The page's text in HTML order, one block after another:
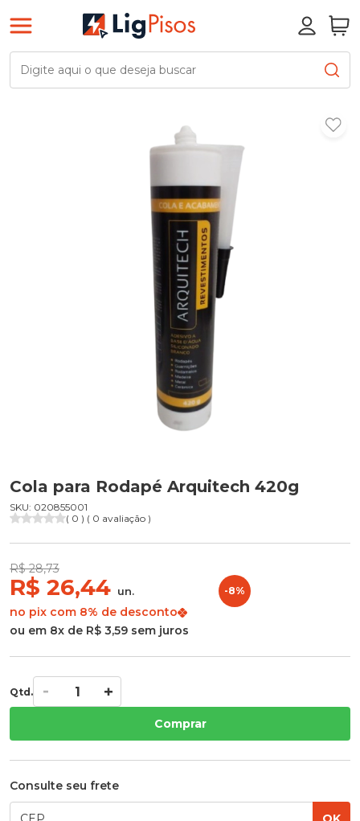
Cola para Rodapé Arquitech 420g
SKU: 020855001
( 0 ) ( 0 avaliação )
R$ 28,73
R$ 26,44 un.
no pix com 8% de desconto
-8%
ou em 8x de R$ 3,59 sem juros
Qtd.
Comprar
Consulte seu frete